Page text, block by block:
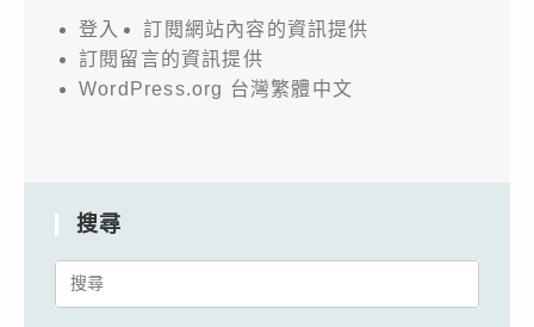
登入
訂閱網站內容的資訊提供
訂閱留言的資訊提供
WordPress.org 台灣繁體中文
搜尋
Search